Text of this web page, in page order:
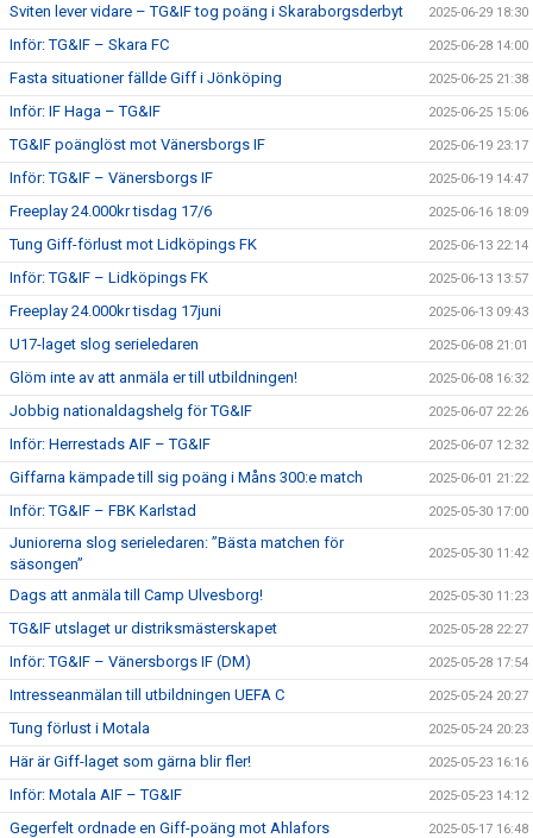
Sviten lever vidare – TG&IF tog poäng i Skaraborgsderbyt 2025-06-29 18:30
Inför: TG&IF – Skara FC 2025-06-28 14:00
Fasta situationer fällde Giff i Jönköping 2025-06-25 21:38
Inför: IF Haga – TG&IF 2025-06-25 15:06
TG&IF poänglöst mot Vänersborgs IF 2025-06-19 23:17
Inför: TG&IF – Vänersborgs IF 2025-06-19 14:47
Freeplay 24.000kr tisdag 17/6 2025-06-16 18:09
Tung Giff-förlust mot Lidköpings FK 2025-06-13 22:14
Inför: TG&IF – Lidköpings FK 2025-06-13 13:57
Freeplay 24.000kr tisdag 17juni 2025-06-13 09:43
U17-laget slog serieledaren 2025-06-08 21:01
Glöm inte av att anmäla er till utbildningen! 2025-06-08 16:32
Jobbig nationaldagshelg för TG&IF 2025-06-07 22:26
Inför: Herrestads AIF – TG&IF 2025-06-07 12:32
Giffarna kämpade till sig poäng i Måns 300:e match 2025-06-01 21:22
Inför: TG&IF – FBK Karlstad 2025-05-30 17:00
Juniorerna slog serieledaren: ”Bästa matchen för
säsongen”
2025-05-30 11:42
Dags att anmäla till Camp Ulvesborg! 2025-05-30 11:23
TG&IF utslaget ur distriksmästerskapet 2025-05-28 22:27
Inför: TG&IF – Vänersborgs IF (DM) 2025-05-28 17:54
Intresseanmälan till utbildningen UEFA C 2025-05-24 20:27
Tung förlust i Motala 2025-05-24 20:23
Här är Giff-laget som gärna blir fler! 2025-05-23 16:16
Inför: Motala AIF – TG&IF 2025-05-23 14:12
Gegerfelt ordnade en Giff-poäng mot Ahlafors 2025-05-17 16:48